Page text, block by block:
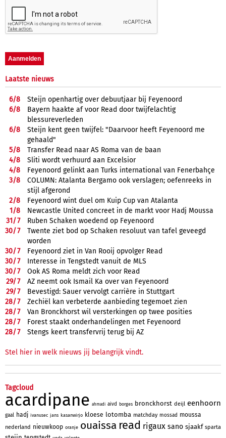
Laatste nieuws
6/8
Steijn openhartig over debuutjaar bij Feyenoord
6/8
Bayern haakte af voor Read door twijfelachtig
blessureverleden
6/8
Steijn kent geen twijfel: "Daarvoor heeft Feyenoord me
gehaald"
5/8
Transfer Read naar AS Roma van de baan
4/8
Sliti wordt verhuurd aan Excelsior
4/8
Feyenoord gelinkt aan Turks international van Fenerbahçe
3/8
COLUMN: Atalanta Bergamo ook verslagen; oefenreeks in
stijl afgerond
2/8
Feyenoord wint duel om Kuip Cup van Atalanta
1/8
Newcastle United concreet in de markt voor Hadj Moussa
31/7
Ruben Schaken woedend op Feyenoord
30/7
Twente ziet bod op Schaken resoluut van tafel geveegd
worden
30/7
Feyenoord ziet in Van Rooij opvolger Read
30/7
Interesse in Tengstedt vanuit de MLS
30/7
Ook AS Roma meldt zich voor Read
29/7
AZ neemt ook Ismail Ka over van Feyenoord
29/7
Bevestigd: Sauer vervolgt carrière in Stuttgart
28/7
Zechiël kan verbeterde aanbieding tegemoet zien
28/7
Van Bronckhorst wil versterkingen op twee posities
28/7
Forest staakt onderhandelingen met Feyenoord
28/7 Stengs keert transfervrij terug bij AZ
Stel hier in welk nieuws jij belangrijk vindt.
Tagcloud
acardipane ahmadi aivd borges bronckhorst deijl eenhoorn
gaal hadj ivanusec jans kasanwirjo kloese lotomba matchday mossad moussa
nederland nieuwkoop oranje ouaissa read rigaux sano sjaakf sparta